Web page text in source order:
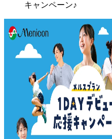
キャンペーン♪